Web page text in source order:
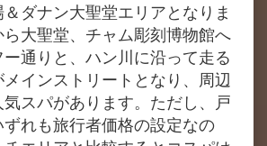
ダナン大聖堂エリアとなりま
大聖堂、チャム彫刻博物館へ
ー通りと、ハン川に沿って走る
インストリートとなり、周辺
スパがあります。ただし、戸
れも旅行者価格の設定なの